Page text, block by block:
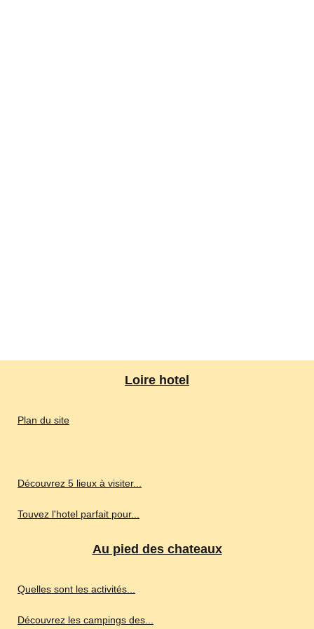
Loire hotel
Plan du site
Découvrez 5 lieux à visiter...
Touvez l'hotel parfait pour...
Au pied des chateaux
Quelles sont les activités...
Découvrez les campings des...